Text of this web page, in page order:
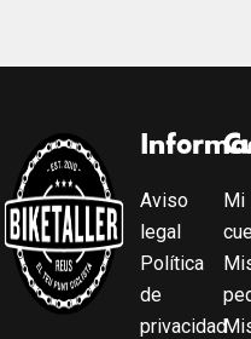
Aviso
legal
Política
de
privacidad
Mi